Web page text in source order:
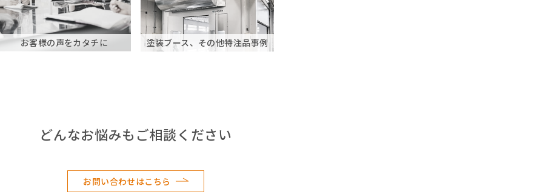
お客様の声をカタチに 塗装ブース、その他特注品事例
どんなお悩みもご相談ください
お問い合わせはこちら